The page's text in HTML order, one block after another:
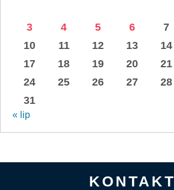
3
4 5 6 7
10
11 12 13 14
17
18 19 20 21
24
25 26 27 28
31
« lip
KONTAKT